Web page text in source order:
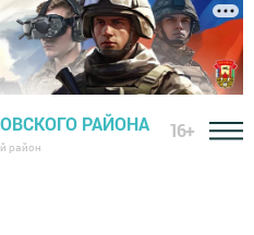
РАЙОНА
район
16+